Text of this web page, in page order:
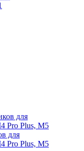
для
Pro Plus, M5